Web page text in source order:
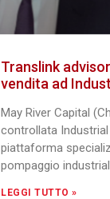
Translink
vendita ad
May River Capital
controllata Industrial
piattaforma
pompaggio
LEGGI TUTTO »